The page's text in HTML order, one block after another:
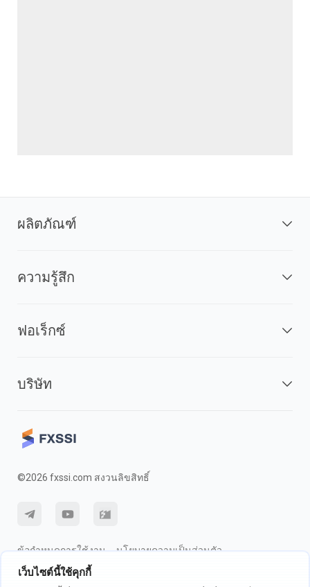
เว็บไซต์นี้ใช้คุกกี้
ผลิตภัณฑ์
ความรู้สึก
ฟอเร็กซ์
บริษัท
©2026 fxssi.com สงวนลิขสิทธิ์
ข้อกำหนดการใช้งาน
นโยบายความเป็นส่วนตัว
การเปิดเผยความเสี่ยง